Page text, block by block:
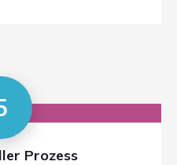
Prozess